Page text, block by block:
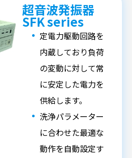
超音波発振器
SFK series
定電力駆動回路を
内蔵しており負荷
の変動に対して常
に安定した電力を
供給します。
洗浄パラメーター
に合わせた最適な
動作を自動設定す